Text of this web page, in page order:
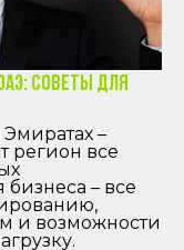
советы для
–
регион все
– все
и возможности